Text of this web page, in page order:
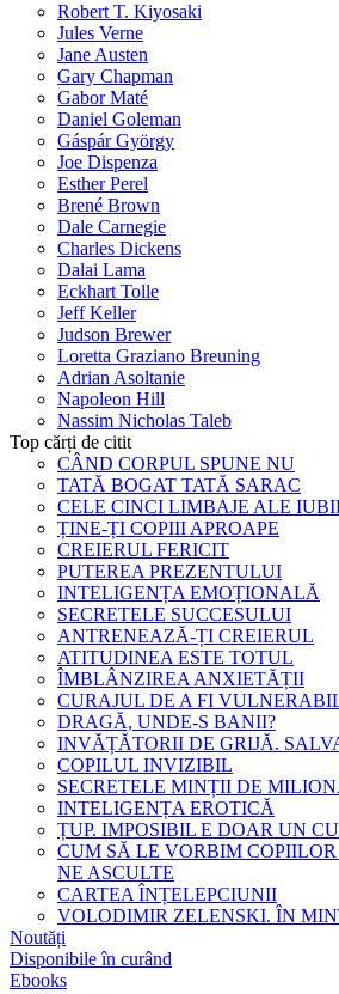
Robert T. Kiyosaki
Jules Verne
Jane Austen
Gary Chapman
Gabor Maté
Daniel Goleman
Gáspár György
Joe Dispenza
Esther Perel
Brené Brown
Dale Carnegie
Charles Dickens
Dalai Lama
Eckhart Tolle
Jeff Keller
Judson Brewer
Loretta Graziano Breuning
Adrian Asoltanie
Napoleon Hill
Nassim Nicholas Taleb
Top cărți de citit
CÂND CORPUL SPUNE NU
TATĂ BOGAT TATĂ SARAC
CELE CINCI LIMBAJE ALE
ȚINE-ȚI COPIII APROAPE
CREIERUL FERICIT
PUTEREA PREZENTULUI
INTELIGENȚA EMOȚIONALĂ
SECRETELE SUCCESULUI
ANTRENEAZĂ-ȚI CREIERUL
ATITUDINEA ESTE TOTUL
ÎMBLÂNZIREA ANXIETĂȚII
CURAJUL DE A FI
DRAGĂ, UNDE-S BANII?
INVĂȚĂTORII DE GRIJĂ.
COPILUL INVIZIBIL
SECRETELE MINȚII DE
INTELIGENȚA EROTICĂ
ȚUP. IMPOSIBIL E DOAR UN
CUM SĂ LE VORBIM
NE ASCULTE
CARTEA ÎNȚELEPCIUNII
VOLODIMIR ZELENSKI. ÎN
Noutăți
Disponibile în curând
Ebooks